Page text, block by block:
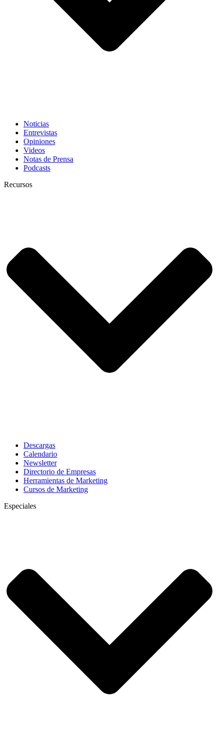
Noticias
Entrevistas
Opiniones
Videos
Notas de Prensa
Podcasts
Recursos
Descargas
Calendario
Newsletter
Directorio de Empresas
Herramientas de Marketing
Cursos de Marketing
Especiales